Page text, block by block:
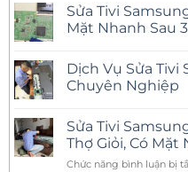
Samsung
Tại
Nhà
Uy
Tín
–
Nhanh,
Báo
Giá
Minh
bình
luận
ở
Samsung
Tại
Nhà
Uy
Tín
Có
Sửa Tivi
Mặt Nhanh Sau
bình
luận
ở
Samsung
Tại
Nhà
Quận
Dịch Vụ Sửa Tivi
Chuyên Nghiệp
bình
luận
ở
Dịch
Sửa Tivi
Thợ Giỏi, Có Mặt
Chức năng bình luận bị